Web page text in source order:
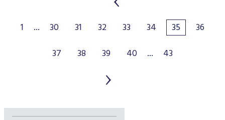
1 ... 30 31 32 33 34 35
36
37
38 39 40 ... 43